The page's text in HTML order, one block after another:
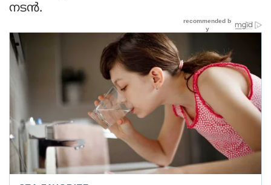
നടന്‍.